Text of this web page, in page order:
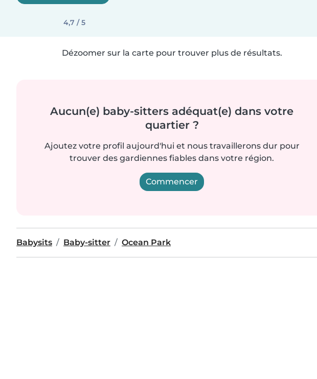
4,7 / 5
Dézoomer sur la carte pour trouver plus de résultats.
Aucun(e) baby-sitters adéquat(e) dans votre
quartier ?
Ajoutez votre profil aujourd'hui et nous travaillerons dur pour
trouver des gardiennes fiables dans votre région.
Commencer
Babysits Baby-sitter Ocean Park